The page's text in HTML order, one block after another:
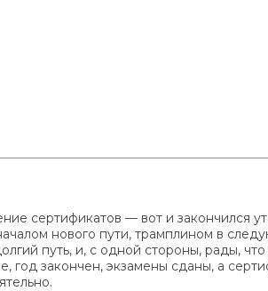
сертификатов — вот и закончился
нового пути, трамплином в
путь, и, с одной стороны, рады,
закончен, экзамены сданы, а